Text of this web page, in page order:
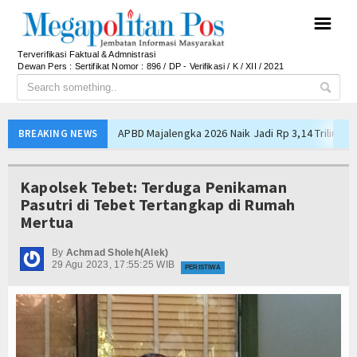
☰
Terverifikasi Faktual & Admnistrasi
Dewan Pers : Sertifikat Nomor : 896 / DP - Verifikasi / K / XII / 2021
BREAKING NEWS
APBD Majalengka 2026 Naik Jadi Rp 3,14 Triliun,
Ateng Sutisna Satukan Ribuan Bobotoh, Nobar
Munjirin Panen Padi Ciherang di Cakung, Urban
Interupsi PDIP Warnai Paripurna APBD
Bupati Majalengka Beberkan Hasil Paripurna
Kapolsek Tebet: Terduga Penikaman
Pasutri di Tebet Tertangkap di Rumah
Mertua
By Achmad Sholeh(Alek)
29 Agu 2023, 17:55:25 WIB
PERISTIWA